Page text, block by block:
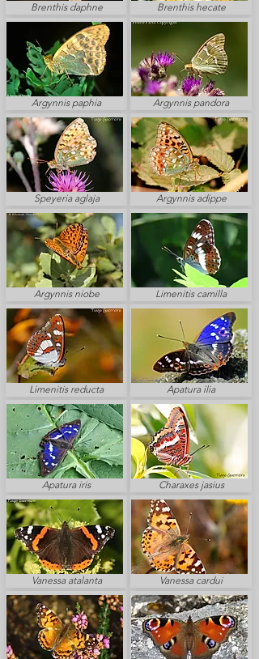
Brenthis daphne
Argynnis paphia
Speyeria aglaja
Argynnis niobe
Limenitis reducta
Apatura iris
Vanessa atalanta
Brenthis hecate
Argynnis pandora
Argynnis adippe
Limenitis camilla
Apatura ilia
Charaxes jasius
Vanessa cardui